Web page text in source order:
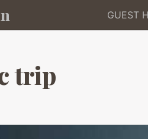
GUEST
trip